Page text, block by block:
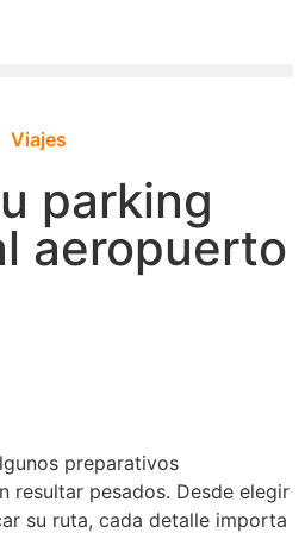
Viajes
parking
aeropuerto
preparativos
resultar pesados. Desde elegir
su ruta, cada detalle importa